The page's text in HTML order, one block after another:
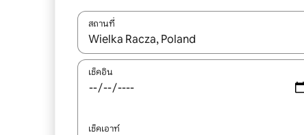
สถานที่
ใช้ลูกศรขึ้นลง หรือใช้การสัมผัสหรือปัด เพื่อสำรวจผล
เช็คอิน
เช็คเอาท์